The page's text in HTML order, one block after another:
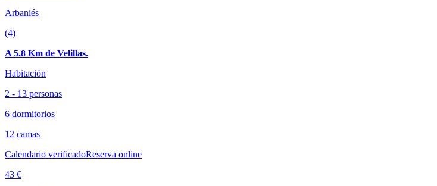
Arbaniés
(4)
A 5.8 Km de Velillas.
Habitación
2 - 13 personas
6 dormitorios
12 camas
Calendario verificadoReserva online
43 €